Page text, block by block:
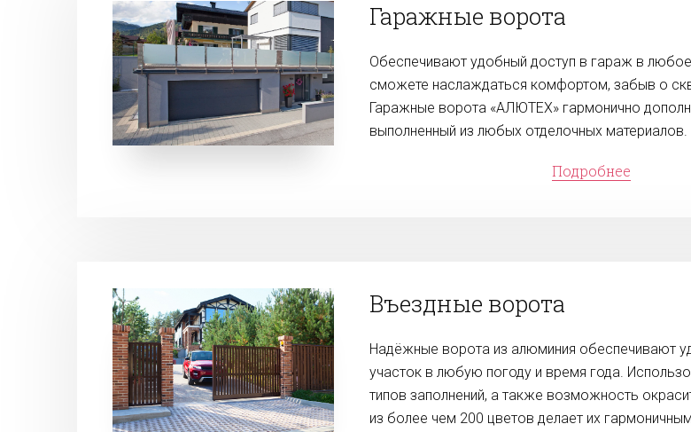
Гаражные ворота
Обеспечивают удобный доступ в гараж в
сможете наслаждаться комфортом, забыв о
Гаражные ворота «АЛЮТЕХ» гармонично
выполненный из любых отделочных материалов.
Подробнее
Въездные ворота
Надёжные ворота из алюминия обеспечивают
участок в любую погоду и время года.
типов заполнений, а также возможность
из более чем 200 цветов делает их